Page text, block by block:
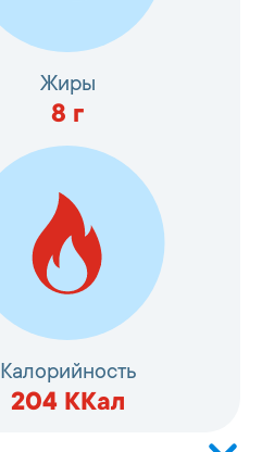
Жиры
8 г
Калорийность
204ККал